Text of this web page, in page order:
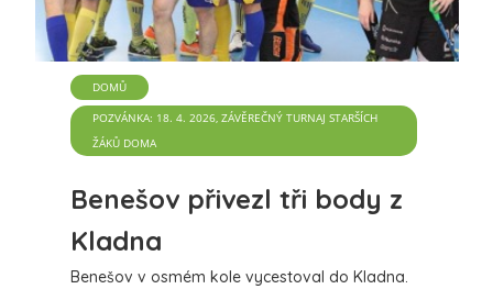
Benešov přivezl tři body z
Kladna
Benešov v osmém kole vycestoval do Kladna.
DOMŮ
POZVÁNKA: 18. 4. 2026, ZÁVĚREČNÝ TURNAJ STARŠÍCH
ŽÁKŮ DOMA